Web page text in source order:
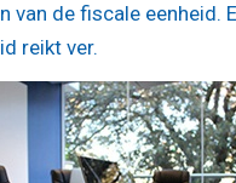
van de fiscale eenheid.
reikt ver.